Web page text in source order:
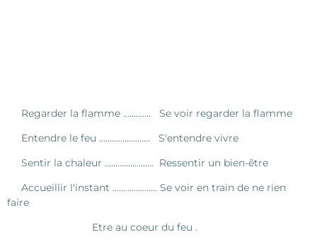
Regarder la flamme ............. Se voir regarder la flamme
Entendre le feu ........................ S'entendre vivre
Sentir la chaleur ....................... Ressentir un bien-être
Accueillir l'instant ..................... Se voir en train de ne rien
faire
Etre au coeur du feu .